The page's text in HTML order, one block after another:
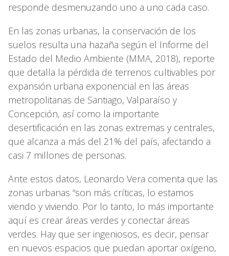
responde desmenuzando uno a uno cada caso.
En las zonas urbanas, la conservación de los
suelos resulta una hazaña según el Informe del
Estado del Medio Ambiente (MMA, 2018), reporte
que detalla la pérdida de terrenos cultivables por
expansión urbana exponencial en las áreas
metropolitanas de Santiago, Valparaíso y
Concepción, así como la importante
desertificación en las zonas extremas y centrales,
que alcanza a más del 21% del país, afectando a
casi 7 millones de personas.
Ante estos datos, Leonardo Vera comenta que las
zonas urbanas “son más críticas, lo estamos
viendo y viviendo. Por lo tanto, lo más importante
aquí es crear áreas verdes y conectar áreas
verdes. Hay que ser ingeniosos, es decir, pensar
en nuevos espacios que puedan aportar oxígeno,